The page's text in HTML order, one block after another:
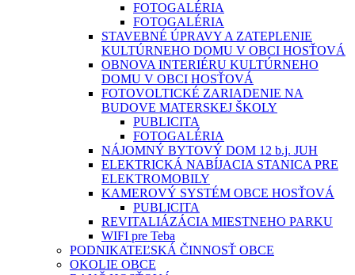
FOTOGALÉRIA
FOTOGALÉRIA
STAVEBNÉ ÚPRAVY A ZATEPLENIE
KULTÚRNEHO DOMU V OBCI HOSŤOVÁ
OBNOVA INTERIÉRU KULTÚRNEHO
DOMU V OBCI HOSŤOVÁ
FOTOVOLTICKÉ ZARIADENIE NA
BUDOVE MATERSKEJ ŠKOLY
PUBLICITA
FOTOGALÉRIA
NÁJOMNÝ BYTOVÝ DOM 12 b.j. JUH
ELEKTRICKÁ NABÍJACIA STANICA PRE
ELEKTROMOBILY
KAMEROVÝ SYSTÉM OBCE HOSŤOVÁ
PUBLICITA
REVITALIÁZÁCIA MIESTNEHO PARKU
WIFI pre Teba
PODNIKATEĽSKÁ ČINNOSŤ OBCE
OKOLIE OBCE